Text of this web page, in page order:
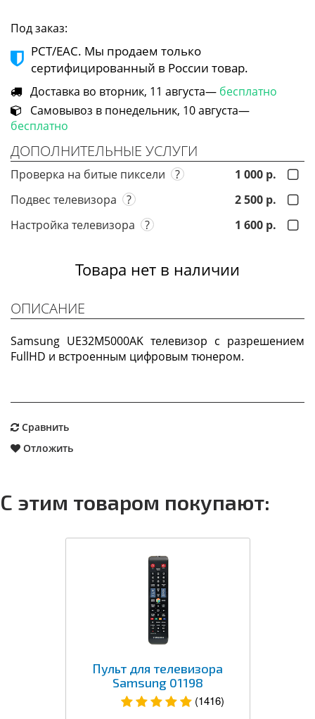
Под заказ:
РСТ/ЕАС. Мы продаем только
сертифицированный в России товар.
Доставка во вторник, 11 августа— бесплатно
Самовывоз в понедельник, 10 августа—
бесплатно
ДОПОЛНИТЕЛЬНЫЕ УСЛУГИ
Проверка на битые пиксели ?
1 000 р.
Подвес телевизора
?
2 500 р.
Настройка телевизора
? 1 600 р.
Товара нет в наличии
ОПИСАНИЕ
Samsung UE32M5000AK телевизор с разрешением
FullHD и встроенным цифровым тюнером.
Сравнить
Отложить
С этим товаром покупают:
Пульт для телевизора
Samsung 01198
(1416)